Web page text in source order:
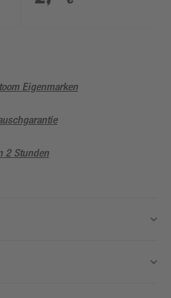
Eigenmarken
2 Stunden